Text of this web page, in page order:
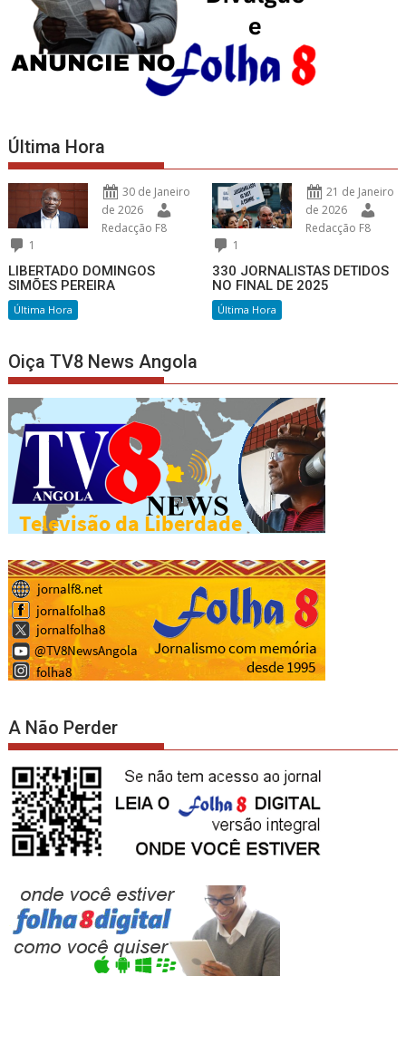
Última Hora
30 de Janeiro
de 2026
Redacção F8
1
LIBERTADO DOMINGOS
SIMÕES PEREIRA
Última Hora
21 de Janeiro
de 2026
Redacção F8
1
330 JORNALISTAS DETIDOS
NO FINAL DE 2025
Última Hora
Oiça TV8 News Angola
A Não Perder